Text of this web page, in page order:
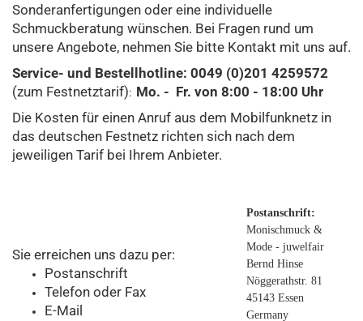
Sonderanfertigungen oder eine individuelle
Schmuckberatung wünschen. Bei Fragen rund um
unsere Angebote, nehmen Sie bitte Kontakt mit uns auf.
Service- und Bestellhotline: 0049 (0)201 4259572
(zum Festnetztarif): Mo. - Fr. von 8:00 - 18:00 Uhr
Die Kosten für einen Anruf aus dem Mobilfunknetz in
das deutschen Festnetz richten sich nach dem
jeweiligen Tarif bei Ihrem Anbieter.
Sie erreichen uns dazu per:
Postanschrift
Telefon oder Fax
E-Mail
Postanschrift:
Monischmuck &
Mode - juwelfair
Bernd Hinse
Nöggerathstr. 81
45143 Essen
Germany